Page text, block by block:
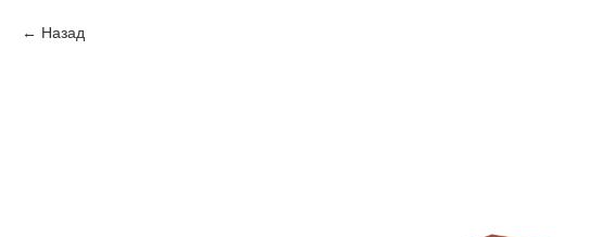
Назад